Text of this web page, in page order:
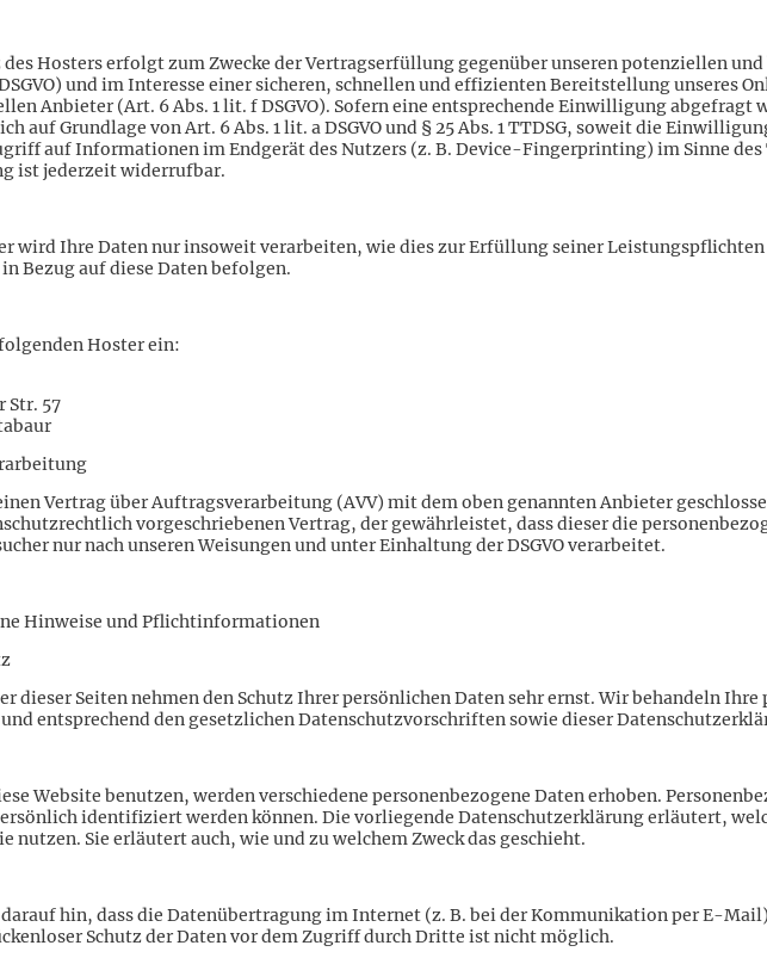
des Hosters erfolgt zum Zwecke der Vertragserfüllung gegenüber unseren potenziellen
und im Interesse einer sicheren, schnellen und effizienten Bereitstellung unseres
Anbieter (Art. 6 Abs. 1 lit. f DSGVO). Sofern eine entsprechende Einwilligung
auf Grundlage von Art. 6 Abs. 1 lit. a DSGVO und § 25 Abs. 1 TTDSG, soweit die
auf Informationen im Endgerät des Nutzers (z. B. Device-Fingerprinting) im Sinne des
ist jederzeit widerrufbar.
wird Ihre Daten nur insoweit verarbeiten, wie dies zur Erfüllung seiner
Bezug auf diese Daten befolgen.
Hoster ein:
Str. 57
Vertrag über Auftragsverarbeitung (AVV) mit dem oben genannten Anbieter
vorgeschriebenen Vertrag, der gewährleistet, dass dieser die
nur nach unseren Weisungen und unter Einhaltung der DSGVO verarbeitet.
Hinweise und Pflicht­informationen
dieser Seiten nehmen den Schutz Ihrer persönlichen Daten sehr ernst. Wir behandeln Ihre
entsprechend den gesetzlichen Datenschutzvorschriften sowie dieser
Website benutzen, werden verschiedene personenbezogene Daten erhoben.
identifiziert werden können. Die vorliegende Datenschutzerklärung erläutert,
nutzen. Sie erläutert auch, wie und zu welchem Zweck das geschieht.
hin, dass die Datenübertragung im Internet (z. B. bei der Kommunikation per E-
Schutz der Daten vor dem Zugriff durch Dritte ist nicht möglich.